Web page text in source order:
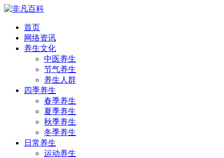
首页
网络资讯
养生文化
中医养生
节气养生
养生人群
四季养生
春季养生
夏季养生
秋季养生
冬季养生
日常养生
运动养生